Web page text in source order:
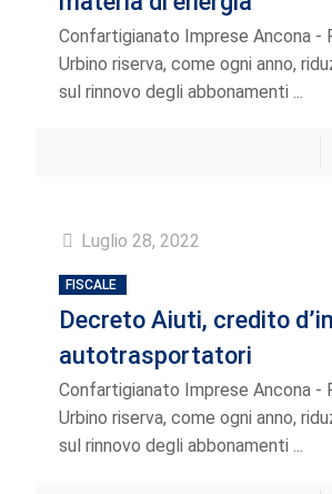
Confartigianato Imprese Ancona -
Urbino riserva, come ogni anno,
sul rinnovo degli abbonamenti ...
Luglio 28, 2022
FISCALE
Decreto Aiuti, credito
autotrasportatori
Confartigianato Imprese Ancona -
Urbino riserva, come ogni anno,
sul rinnovo degli abbonamenti ...